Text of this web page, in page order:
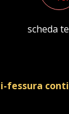
scheda
fessura